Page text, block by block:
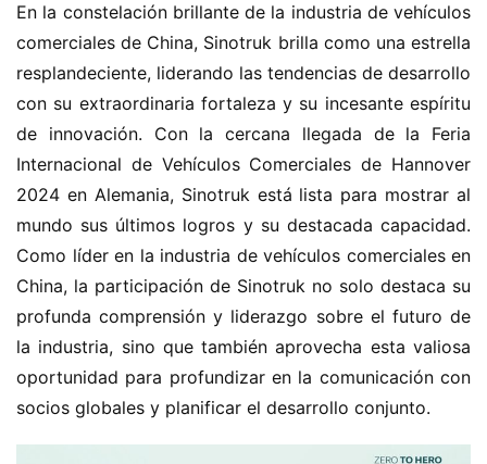
En la constelación brillante de la industria de vehículos
comerciales de China, Sinotruk brilla como una estrella
resplandeciente, liderando las tendencias de desarrollo
con su extraordinaria fortaleza y su incesante espíritu
de innovación. Con la cercana llegada de la Feria
Internacional de Vehículos Comerciales de Hannover
2024 en Alemania, Sinotruk está lista para mostrar al
mundo sus últimos logros y su destacada capacidad.
Como líder en la industria de vehículos comerciales en
China, la participación de Sinotruk no solo destaca su
profunda comprensión y liderazgo sobre el futuro de
la industria, sino que también aprovecha esta valiosa
oportunidad para profundizar en la comunicación con
socios globales y planificar el desarrollo conjunto.